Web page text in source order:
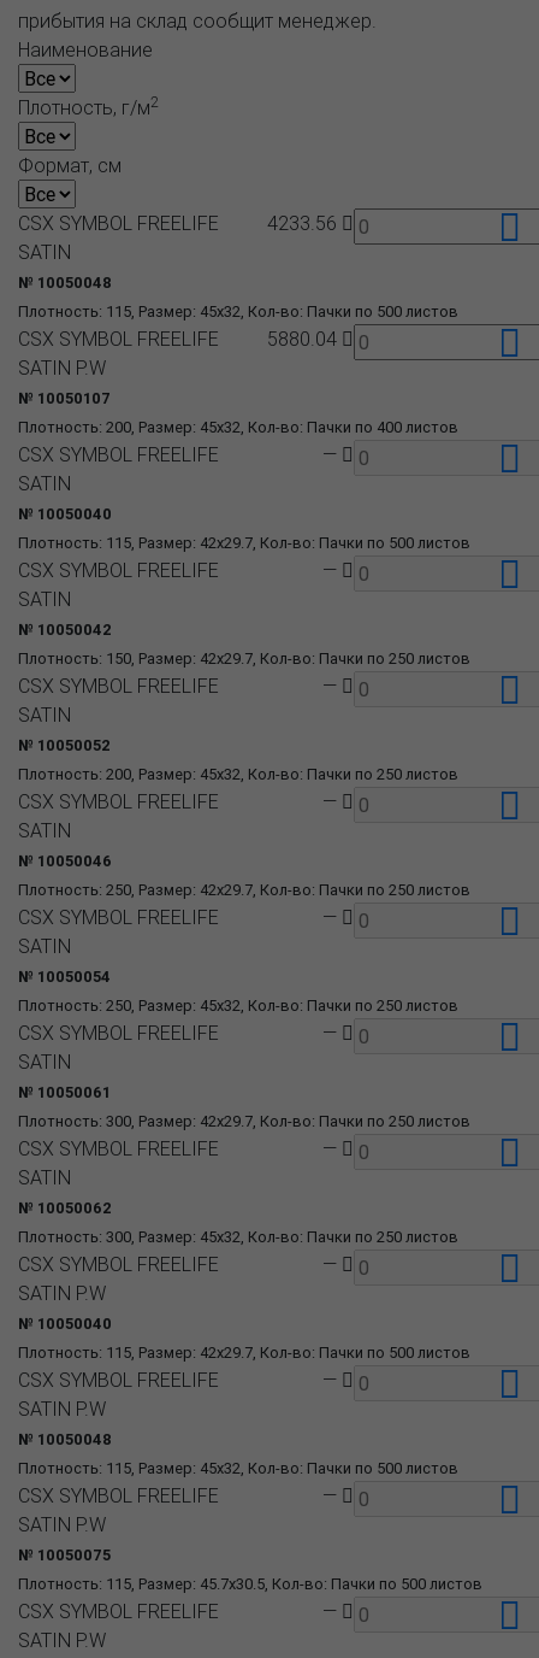
прибытия на склад сообщит менеджер.
Наименование
Плотность, г/м2
Формат, см
Плотность: 115, Размер: 45x32, Кол-во: Пачки по 500 листов
CSX SYMBOL FREELIFE
SATIN
№ 10050048
4233.56
Плотность: 200, Размер: 45x32, Кол-во: Пачки по 400 листов
CSX SYMBOL FREELIFE
SATIN P.W
№ 10050107
5880.04
Плотность: 115, Размер: 42x29.7, Кол-во: Пачки по 500 листов
CSX SYMBOL FREELIFE
SATIN
№ 10050040
—
Плотность: 150, Размер: 42x29.7, Кол-во: Пачки по 250 листов
CSX SYMBOL FREELIFE
SATIN
№ 10050042
—
Плотность: 200, Размер: 45x32, Кол-во: Пачки по 250 листов
CSX SYMBOL FREELIFE
SATIN
№ 10050052
—
Плотность: 250, Размер: 42x29.7, Кол-во: Пачки по 250 листов
CSX SYMBOL FREELIFE
SATIN
№ 10050046
—
Плотность: 250, Размер: 45x32, Кол-во: Пачки по 250 листов
CSX SYMBOL FREELIFE
SATIN
№ 10050054
—
Плотность: 300, Размер: 42x29.7, Кол-во: Пачки по 250 листов
CSX SYMBOL FREELIFE
SATIN
№ 10050061
—
Плотность: 300, Размер: 45x32, Кол-во: Пачки по 250 листов
CSX SYMBOL FREELIFE
SATIN
№ 10050062
—
Плотность: 115, Размер: 42x29.7, Кол-во: Пачки по 500 листов
CSX SYMBOL FREELIFE
SATIN P.W
№ 10050040
—
Плотность: 115, Размер: 45x32, Кол-во: Пачки по 500 листов
CSX SYMBOL FREELIFE
SATIN P.W
№ 10050048
—
Плотность: 115, Размер: 45.7x30.5, Кол-во: Пачки по 500 листов
CSX SYMBOL FREELIFE
SATIN P.W
№ 10050075
—
CSX SYMBOL FREELIFE
SATIN P.W
—